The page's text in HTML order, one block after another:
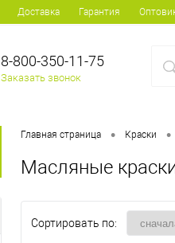
Доставка Гарантия
8-800-350-11-75
Заказать звонок
Главная страница • Краски •
Масляные
Сортировать по: